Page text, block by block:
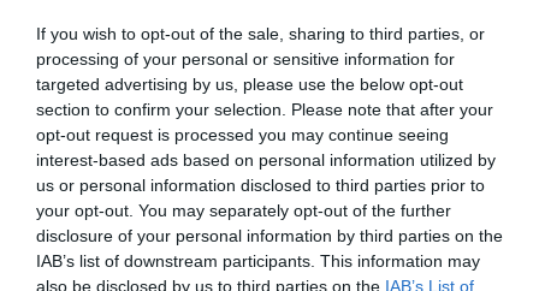
If you wish to opt-out of the sale, sharing to third parties, or
processing of your personal or sensitive information for
targeted advertising by us, please use the below opt-out
section to confirm your selection. Please note that after your
opt-out request is processed you may continue seeing
interest-based ads based on personal information utilized by
us or personal information disclosed to third parties prior to
your opt-out. You may separately opt-out of the further
disclosure of your personal information by third parties on the
IAB’s list of downstream participants. This information may
also be disclosed by us to third parties on the IAB’s List of
que les empreses locals de cada ciutat obtindran
una prospecció del mercat i un estudi exhaustiu
del seu sector abans d’implantar els seus serveis
a l’estranger.
Una de les startups de
Fukuoka participarà el